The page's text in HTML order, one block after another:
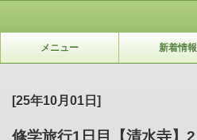
メニュー 新着情報
[25年10月01日]
修学旅行1日目【清水寺】2